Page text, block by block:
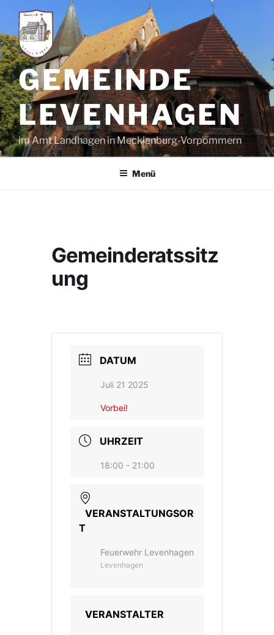
Inhalt
springen
GEMEINDE
LEVENHAGEN
im Amt Landhagen in Mecklenburg-Vorpommern
Menü
Gemeinderatssitz
ung
DATUM
Juli 21 2025
Vorbei!
UHRZEIT
18:00 - 21:00
VERANSTALTUNGSOR
T
Feuerwehr Levenhagen
Levenhagen
VERANSTALTER